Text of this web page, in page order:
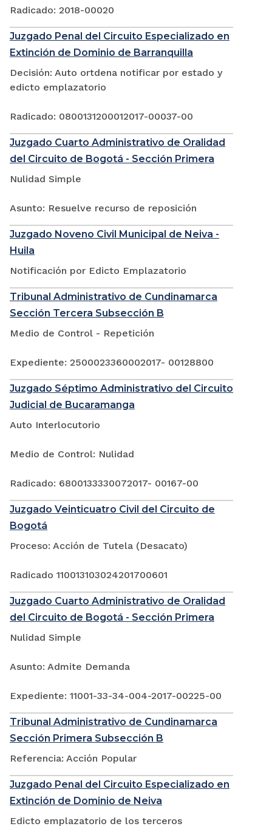
Radicado: 2018-00020
Juzgado Penal del Circuito Especializado en
Extinción de Dominio de Barranquilla
Decisión: Auto ortdena notificar por estado y
edicto emplazatorio
Radicado: 0800131200012017-00037-00
Juzgado Cuarto Administrativo de Oralidad
del Circuito de Bogotá - Sección Primera
Nulidad Simple
Asunto: Resuelve recurso de reposición
Juzgado Noveno Civil Municipal de Neiva -
Huila
Notificación por Edicto Emplazatorio
Tribunal Administrativo de Cundinamarca
Sección Tercera Subsección B
Medio de Control - Repetición
Expediente: 2500023360002017- 00128800
Juzgado Séptimo Administrativo del Circuito
Judicial de Bucaramanga
Auto Interlocutorio
Medio de Control: Nulidad
Radicado: 6800133330072017- 00167-00
Juzgado Veinticuatro Civil del Circuito de
Bogotá
Proceso: Acción de Tutela (Desacato)
Radicado 110013103024201700601
Juzgado Cuarto Administrativo de Oralidad
del Circuito de Bogotá - Sección Primera
Nulidad Simple
Asunto: Admite Demanda
Expediente: 11001-33-34-004-2017-00225-00
Tribunal Administrativo de Cundinamarca
Sección Primera Subsección B
Referencia: Acción Popular
Juzgado Penal del Circuito Especializado en
Extinción de Dominio de Neiva
Edicto emplazatorio de los terceros